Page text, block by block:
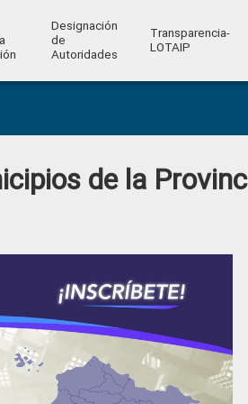
Designación
de
Autoridades
Transparencia-
LOTAIP
de la